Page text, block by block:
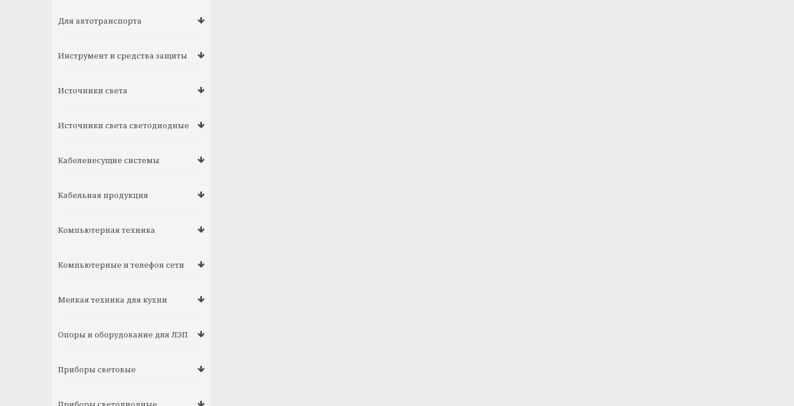
Для автотранспорта
Инструмент и средства защиты
Источники света
Источники света светодиодные
Кабеленесущие системы
Кабельная продукция
Компьютерная техника
Компьютерные и телефон сети
Мелкая техника для кухни
Опоры и оборудование для ЛЭП
Приборы световые